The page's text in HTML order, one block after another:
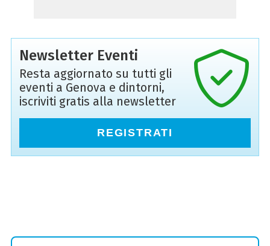
Newsletter Eventi
Resta aggiornato su tutti gli
eventi a Genova e dintorni,
iscriviti gratis alla newsletter
REGISTRATI